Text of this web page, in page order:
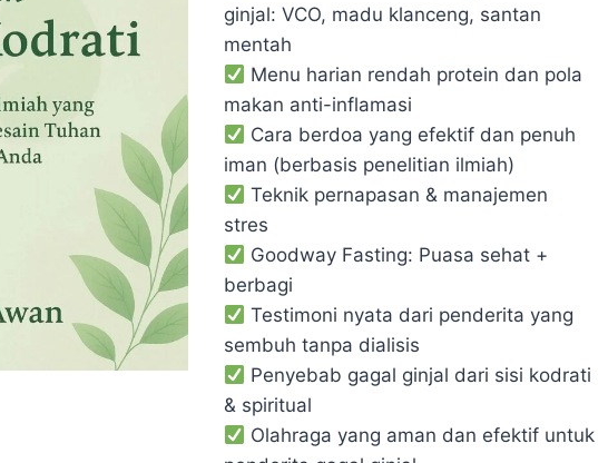
ginjal: VCO, madu klanceng, santan
mentah
Menu harian rendah protein dan pola
makan anti-inflamasi
Cara berdoa yang efektif dan penuh
iman (berbasis penelitian ilmiah)
Teknik pernapasan & manajemen
stres
Goodway Fasting: Puasa sehat +
berbagi
Testimoni nyata dari penderita yang
sembuh tanpa dialisis
Penyebab gagal ginjal dari sisi kodrati
& spiritual
Olahraga yang aman dan efektif untuk